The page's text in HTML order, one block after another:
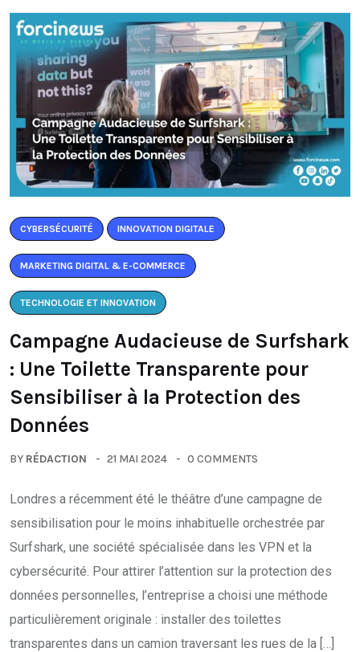
CYBERSÉCURITÉ INNOVATION DIGITALE
MARKETING DIGITAL & E-COMMERCE
TECHNOLOGIE ET INNOVATION
Campagne Audacieuse de Surfshark
: Une Toilette Transparente pour
Sensibiliser à la Protection des
Données
BY RÉDACTION 21 MAI 2024 0 COMMENTS
Londres a récemment été le théâtre d’une campagne de
sensibilisation pour le moins inhabituelle orchestrée par
Surfshark, une société spécialisée dans les VPN et la
cybersécurité. Pour attirer l’attention sur la protection des
données personnelles, l’entreprise a choisi une méthode
particulièrement originale : installer des toilettes
transparentes dans un camion traversant les rues de la […]